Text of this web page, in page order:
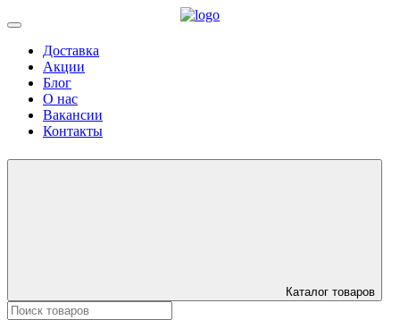
Доставка
Акции
Блог
О нас
Вакансии
Контакты
Каталог товаров
Искать: